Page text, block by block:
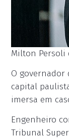
Milton Persoli
O governador
capital
imersa em
Engenheiro
Tribunal